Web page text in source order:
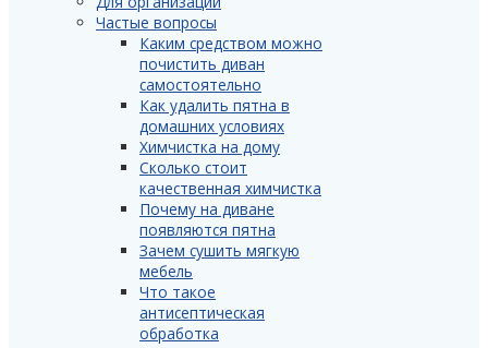
Частые вопросы
Каким средством можно
почистить диван
самостоятельно
Как удалить пятна в
домашних условиях
Химчистка на дому
Сколько стоит
качественная химчистка
Почему на диване
появляются пятна
Зачем сушить мягкую
мебель
Что такое
антисептическая
обработка